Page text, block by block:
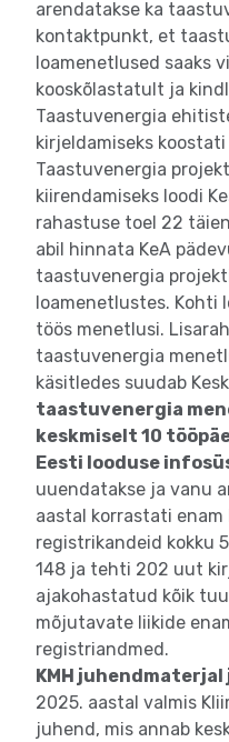
arendatakse ka
kontaktpunkt, et
loamenetlused saaks
kooskõlastatult ja
Taastuvenergia
kirjeldamiseks koostati
Taastuvenergia
kiirendamiseks loodi
rahastuse toel 22
abil hinnata KeA
taastuvenergia
loamenetlustes. Kohti
töös menetlusi.
taastuvenergia
käsitledes suudab
taastuvenergia
keskmiselt 10
Eesti looduse
uuendatakse ja vanu
aastal korrastati enam
registrikandeid kokku
148 ja tehti 202 uut
ajakohastatud kõik
mõjutavate liikide
registriandmed.
KMH
2025. aastal valmis
juhend, mis annab